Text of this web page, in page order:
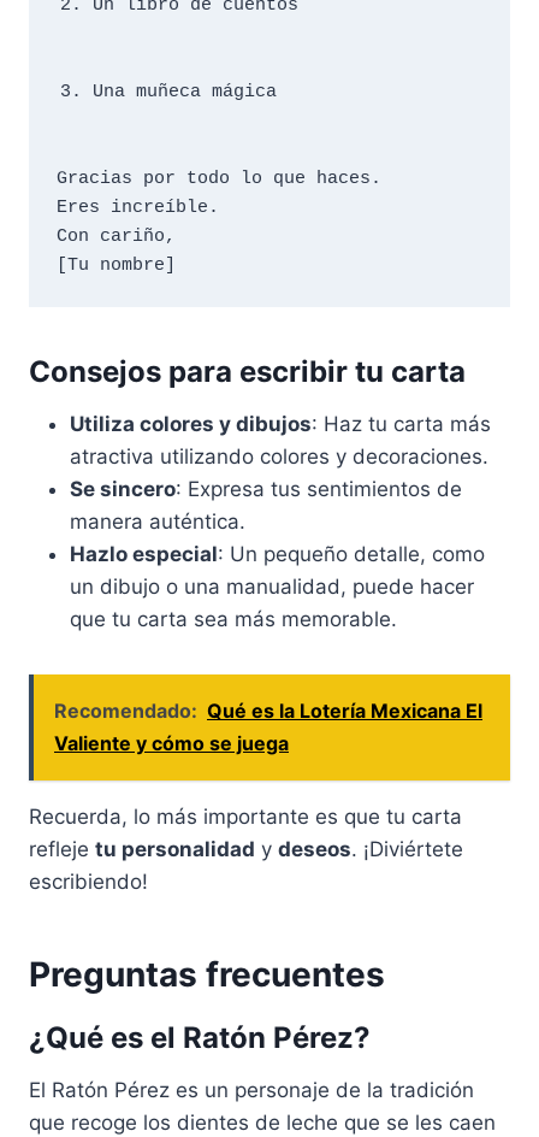
Un libro de cuentos
Una muñeca mágica
Gracias por todo lo que haces.
Eres increíble.
Con cariño,
Consejos para escribir tu carta
Utiliza colores y dibujos: Haz tu carta más
atractiva utilizando colores y decoraciones.
Se sincero: Expresa tus sentimientos de
manera auténtica.
Hazlo especial: Un pequeño detalle, como
un dibujo o una manualidad, puede hacer
que tu carta sea más memorable.
Recomendado: Qué es la Lotería Mexicana El
Valiente y cómo se juega
Recuerda, lo más importante es que tu carta
refleje tu personalidad y deseos. ¡Diviértete
escribiendo!
Preguntas frecuentes
¿Qué es el Ratón Pérez?
El Ratón Pérez es un personaje de la tradición
que recoge los dientes de leche que se les caen